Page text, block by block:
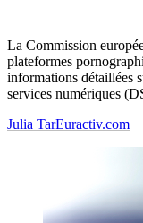
La Commission
plateformes
informations détaillées
services numériques
Julia TarEuractiv.com